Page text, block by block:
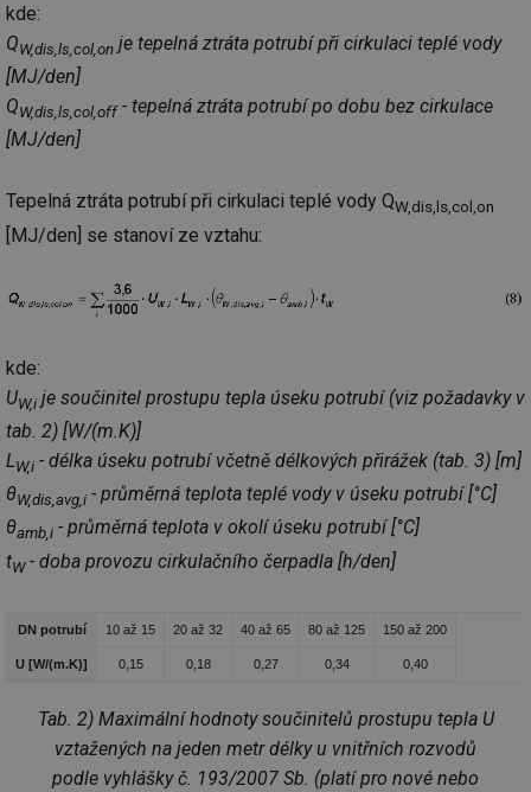
kde:
QW,dis,ls,col,on je tepelná ztráta potrubí při cirkulaci teplé vody
[MJ/den]
QW,dis,ls,col,off- tepelná ztráta potrubí po dobu bez cirkulace
[MJ/den]
Tepelná ztráta potrubí při cirkulaci teplé vody QW,dis,ls,col,on
[MJ/den] se stanoví ze vztahu:
kde:
UW,i je součinitel prostupu tepla úseku potrubí (viz požadavky v
tab. 2) [W/(m.K)]
LW,i - délka úseku potrubí včetně délkových přirážek (tab. 3) [m]
θW,dis,avg,i - průměrná teplota teplé vody v úseku potrubí [°C]
θamb,i - průměrná teplota v okolí úseku potrubí [°C]
tW- doba provozu cirkulačního čerpadla [h/den]
DN potrubí 10 až 15 20 až 32 40 až 65 80 až 125 150 až 200
U [W/(m.K)] 0,15 0,18 0,27 0,34 0,40
Tab. 2) Maximální hodnoty součinitelů prostupu tepla U
vztažených na jeden metr délky u vnitřních rozvodů
podle vyhlášky č. 193/2007 Sb. (platí pro nové nebo